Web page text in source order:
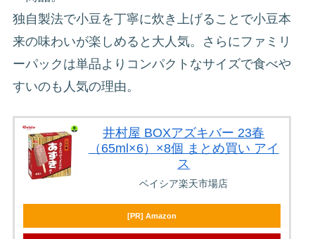
独自製法で小豆を丁寧に炊き上げることで小豆本
来の味わいが楽しめると大人気。さらにファミリ
ーパックは単品よりコンパクトなサイズで食べや
すいのも人気の理由。
井村屋 BOXアズキバー 23春
（65ml×6）×8個 まとめ買い アイ
ス
ベイシア楽天市場店
[PR] Amazon